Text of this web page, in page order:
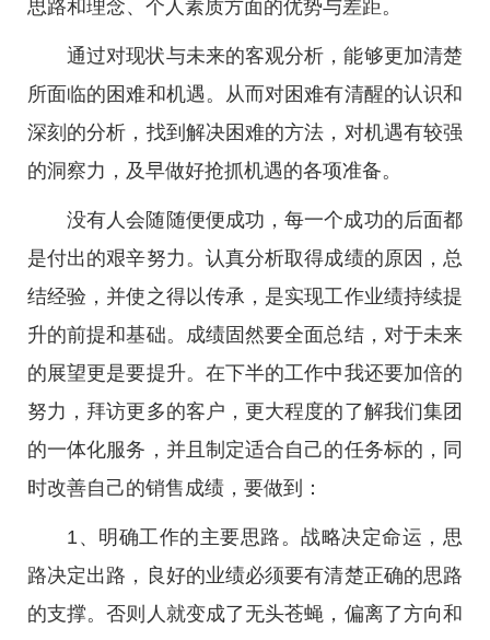
思路和理念、个人素质方面的优势与差距。
通过对现状与未来的客观分析，能够更加清楚
所面临的困难和机遇。从而对困难有清醒的认识和
深刻的分析，找到解决困难的方法，对机遇有较强
的洞察力，及早做好抢抓机遇的各项准备。
没有人会随随便便成功，每一个成功的后面都
是付出的艰辛努力。认真分析取得成绩的原因，总
结经验，并使之得以传承，是实现工作业绩持续提
升的前提和基础。成绩固然要全面总结，对于未来
的展望更是要提升。在下半的工作中我还要加倍的
努力，拜访更多的客户，更大程度的了解我们集团
的一体化服务，并且制定适合自己的任务标的，同
时改善自己的销售成绩，要做到：
1、明确工作的主要思路。战略决定命运，思
路决定出路，良好的业绩必须要有清楚正确的思路
的支撑。否则人就变成了无头苍蝇，偏离了方向和